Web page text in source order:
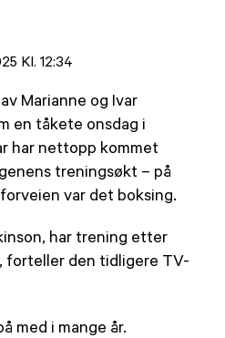
Kl. 12:34
Marianne og Ivar
en tåkete onsdag i
har nettopp kommet
treningsøkt – på
var det boksing.
har trening etter
forteller den tidligere TV-
med i mange år.